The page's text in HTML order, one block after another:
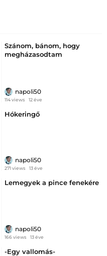
Szánom, bánom, hogy
megházasodtam
napoli50
114 views 12 éve
Hókeringő
napoli50
271 views 13 éve
Lemegyek a pince fenekére
napoli50
166 views 13 éve
-Egy vallomás-